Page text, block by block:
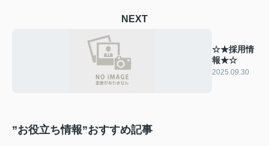
NEXT
☆★採用情
報★☆
2025.09.30
”お役立ち情報”おすすめ記事